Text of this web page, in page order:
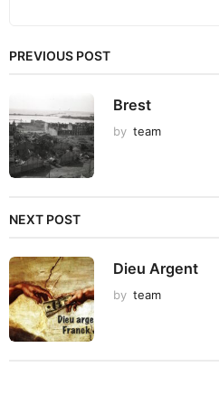
PREVIOUS POST
Brest
by team
NEXT POST
Dieu Argent
by team